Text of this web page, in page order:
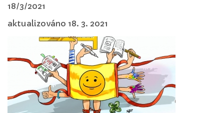
18/3/2021
aktualizováno 18. 3. 2021